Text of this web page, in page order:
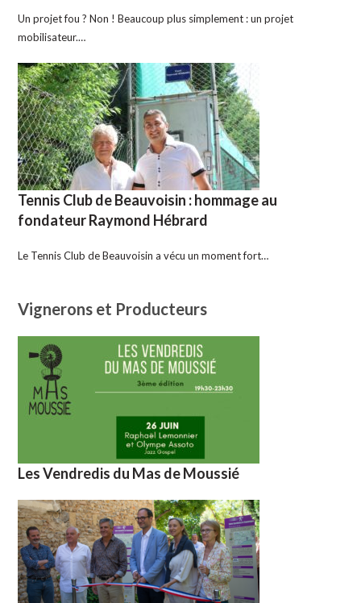
Un projet fou ? Non ! Beaucoup plus simplement : un projet
mobilisateur.…
Tennis Club de Beauvoisin : hommage au
fondateur Raymond Hébrard
Le Tennis Club de Beauvoisin a vécu un moment fort…
Vignerons et Producteurs
Les Vendredis du Mas de Moussié